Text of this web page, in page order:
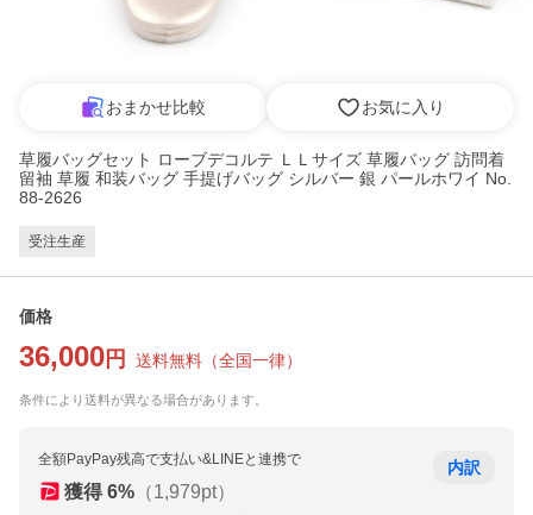
おまかせ比較 お気に入り
草履バッグセット ローブデコルテ ＬＬサイズ 草履バッグ 訪問着
留袖 草履 和装バッグ 手提げバッグ シルバー 銀 パールホワイ No.
88-2626
受注生産
価格
36,000 円 送料無料 （全国一律）
条件により送料が異なる場合があります。
全額PayPay残高で支払い&LINEと連携で
獲得 6% （1,979pt）
内訳